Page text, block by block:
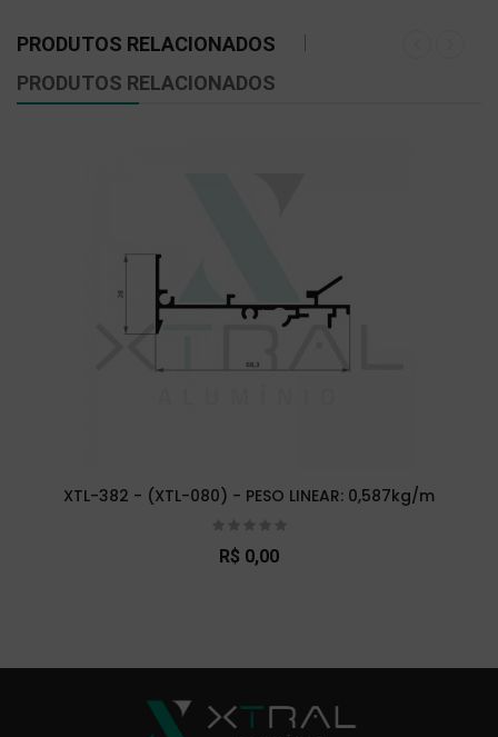
PRODUTOS RELACIONADOS
PRODUTOS RELACIONADOS
XTL-382 - (XTL-080) - PESO LINEAR: 0,587kg/m
R$ 0,00